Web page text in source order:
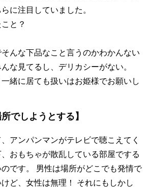
に注目していました。
と？
んな下品なこと言うのかわかんない
な見てるし、デリカシーがない。
緒に居ても扱いはお姫様でお願いし
でしようとする】
アンパンマンがテレビで聴こえてく
おもちゃが散乱している部屋でする
です。 男性は場所がどこでも発情で
ど、女性は無理！ それにもしかし